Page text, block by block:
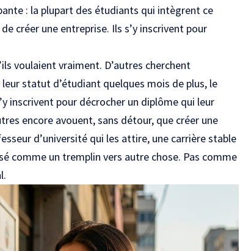
: la plupart des étudiants qui intègrent ce
créer une entreprise. Ils s’y inscrivent pour
voulaient vraiment. D’autres cherchent
statut d’étudiant quelques mois de plus, le
inscrivent pour décrocher un diplôme qui leur
encore avouent, sans détour, que créer une
d’université qui les attire, une carrière stable
comme un tremplin vers autre chose. Pas comme